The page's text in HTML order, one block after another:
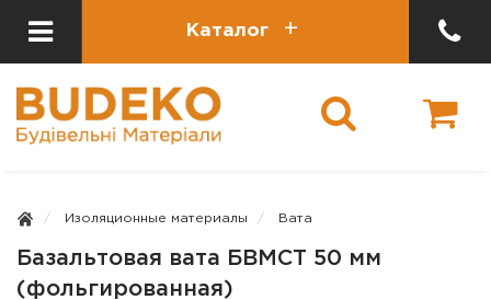
Каталог
Изоляционные материалы Вата
Базальтовая вата БВМСТ 50 мм
(фольгированная)